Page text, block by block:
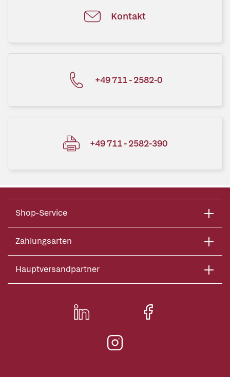
Kontakt
+49 711 - 2582-0
+49 711 - 2582-390
Shop-Service
Zahlungsarten
Hauptversandpartner